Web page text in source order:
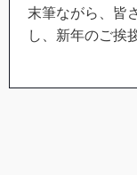
末筆ながら、皆
し、新年のご挨